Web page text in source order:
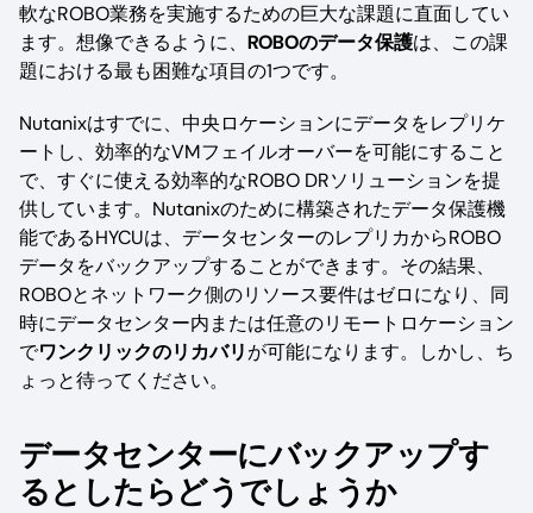
軟なROBO業務を実施するための巨大な課題に直面してい
ます。想像できるように、 ROBOのデータ保護は、この課
題における最も困難な項目の1つです。
Nutanixはすでに、中央ロケーションにデータをレプリケ
ートし、効率的なVMフェイルオーバーを可能にすること
で、すぐに使える効率的なROBO DRソリューションを提
供しています。Nutanixのために構築されたデータ保護機
能であるHYCUは、データセンターのレプリカからROBO
データをバックアップすることができます。その結果、
ROBOとネットワーク側のリソース要件はゼロになり、同
時にデータセンター内または任意のリモートロケーション
でワンクリックのリカバリが可能になります。しかし、ち
ょっと待ってください。
データセンターにバックアップす
るとしたらどうでしょうか